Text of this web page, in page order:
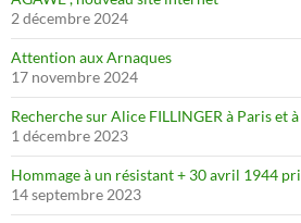
2 décembre 2024
Attention aux Arnaques
17 novembre 2024
Recherche sur Alice FILLINGER à Paris et
1 décembre 2023
Hommage à un résistant + 30 avril 1944
14 septembre 2023